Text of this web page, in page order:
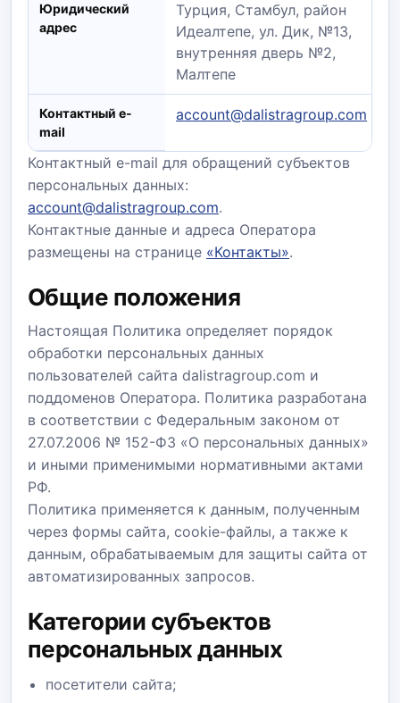
Юридический
адрес
Турция, Стамбул, район
Идеалтепе, ул. Дик, №13,
внутренняя дверь №2,
Малтепе
Контактный e-
mail
account@dalistragroup.com
Контактный e-mail для обращений субъектов
персональных данных:
account@dalistragroup.com.
Контактные данные и адреса Оператора
размещены на странице «Контакты».
Общие положения
Настоящая Политика определяет порядок
обработки персональных данных
пользователей сайта dalistragroup.com и
поддоменов Оператора. Политика разработана
в соответствии с Федеральным законом от
27.07.2006 № 152-ФЗ «О персональных данных»
и иными применимыми нормативными актами
РФ.
Политика применяется к данным, полученным
через формы сайта, cookie-файлы, а также к
данным, обрабатываемым для защиты сайта от
автоматизированных запросов.
Категории субъектов
персональных данных
посетители сайта;